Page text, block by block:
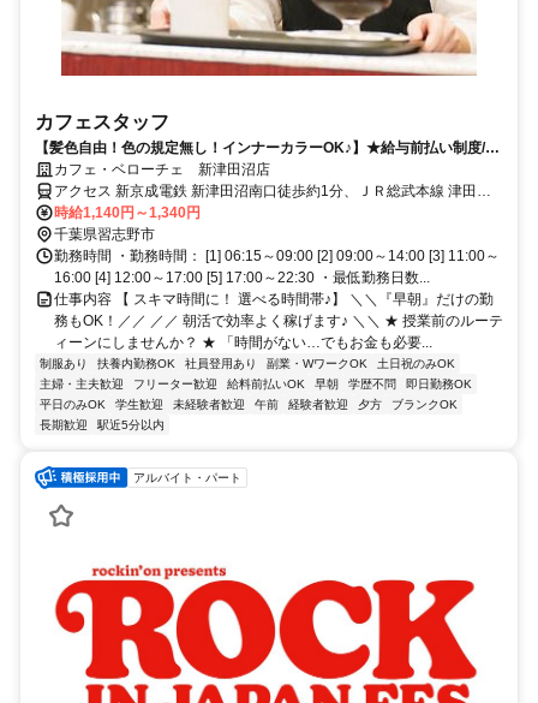
カフェスタッフ
【髪色自由！色の規定無し！インナーカラーOK♪】★給与前払い制度/選
べる時間帯/未経験歓迎/社割有★
カフェ・ベローチェ 新津田沼店
アクセス 新京成電鉄 新津田沼南口徒歩約1分、ＪＲ総武本線 津田沼
北口徒歩約5分、京成千葉線 京成津田沼北口徒歩約13分 津田沼駅 徒
歩5分、新津田沼駅 北口徒歩0分
時給1,140円～1,340円
千葉県習志野市
勤務時間 ・勤務時間： [1] 06:15～09:00 [2] 09:00～14:00 [3] 11:00～
16:00 [4] 12:00～17:00 [5] 17:00～22:30 ・最低勤務日数...
仕事内容 【 スキマ時間に！ 選べる時間帯♪】 ＼＼『早朝』だけの勤
務もOK！／／ ／／ 朝活で効率よく稼げます♪ ＼＼ ★ 授業前のルーテ
ィーンにしませんか？ ★ 「時間がない…でもお金も必要...
制服あり 扶養内勤務OK 社員登用あり 副業・WワークOK
土日祝のみOK
主婦・主夫歓迎
フリーター歓迎 給料前払いOK 早朝 学歴不問
即日勤務OK
平日のみOK
学生歓迎 未経験者歓迎 午前 経験者歓迎 夕方
ブランクOK
長期歓迎
駅近5分以内
アルバイト・パート